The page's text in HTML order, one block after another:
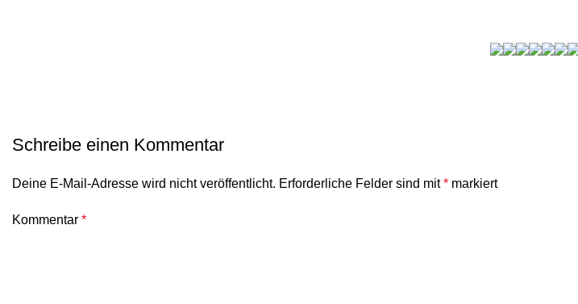
Schreibe einen Kommentar
Deine E-Mail-Adresse wird nicht veröffentlicht. Erforderliche Felder sind mit* markiert
Kommentar *